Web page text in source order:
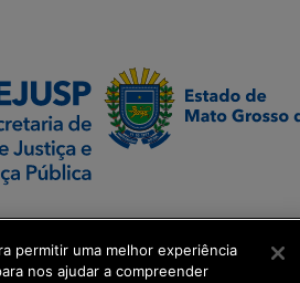
permitir uma melhor experiência
nos ajudar a compreender